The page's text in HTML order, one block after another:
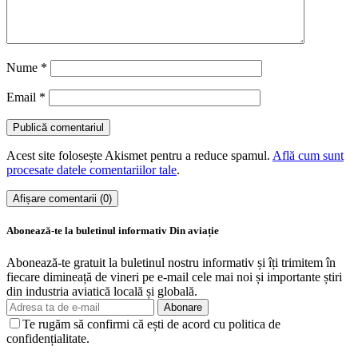
Nume *
Email *
Acest site folosește Akismet pentru a reduce spamul. Află cum sunt
procesate datele comentariilor tale.
Afișare comentarii (0)
Abonează-te la buletinul informativ Din aviație
Abonează-te gratuit la buletinul nostru informativ și îți trimitem în
fiecare dimineață de vineri pe e-mail cele mai noi și importante știri
din industria aviatică locală și globală.
Abonare
Te rugăm să confirmi că ești de acord cu politica de
confidențialitate.